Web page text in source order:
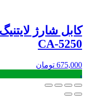
CA-5250
675,000 تومان
.